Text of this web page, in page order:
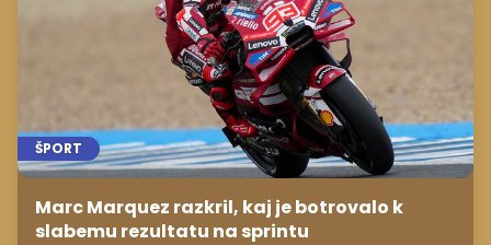
ŠPORT
Marc Marquez razkril, kaj je botrovalo k
slabemu rezultatu na sprintu